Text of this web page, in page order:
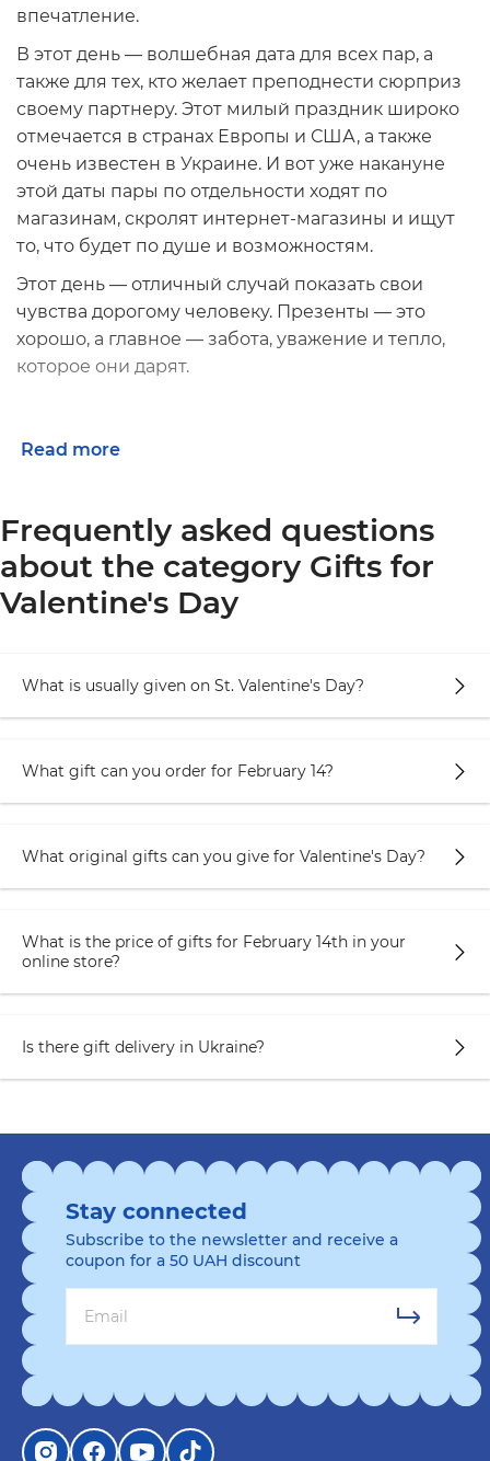
впечатление.
В этот день — волшебная дата для всех пар, а
также для тех, кто желает преподнести сюрприз
своему партнеру. Этот милый праздник широко
отмечается в странах Европы и США, а также
очень известен в Украине. И вот уже накануне
этой даты пары по отдельности ходят по
магазинам, скролят интернет-магазины и ищут
то, что будет по душе и возможностям.
Этот день — отличный случай показать свои
чувства дорогому человеку. Презенты — это
хорошо, а главное — забота, уважение и тепло,
которое они дарят.
Подарки на Валентинов день
сюрприза и тем, какие эмоции вы хотите
подарить. Ведь это главное — опираться на
пожелания любимого человека (но не забывать
о собственном замысле).
которые точно не сделаешь в любой другой
день. Они бывают удивительными, большими,
свой след в памяти и будут вспоминаться еще
очень долго! Они нацелены на то, чтобы
глаза круглыми, а рот широко открытым —
которые будут дарить улыбку, тысячи лайков в
Инстаграме, а еще они более практичны и
индивидуальны. В таком случае цель —
приятные эмоции и улыбку на лице.
то, что не будет похоже на другое — большая
работа! С такой задачей, как правильно,
справляются только опытные и хорошо
знающие получателя люди. О таких презентах
рассказывают подружкам и делятся с
друзьями. Их фотографируют, чтобы
запомнить эти моменты. Их цель —
запечатлеть в памяти особенность момента.
Read more
Frequently asked questions
about the category Gifts for
Valentine's Day
What is usually given on St. Valentine's Day?
What gift can you order for February 14?
What original gifts can you give for Valentine's Day?
What is the price of gifts for February 14th in your
online store?
Is there gift delivery in Ukraine?
Stay connected
Subscribe to the newsletter and receive a
coupon for a 50 UAH discount